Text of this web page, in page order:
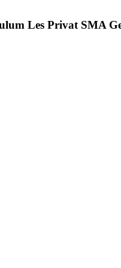
Les Privat SMA